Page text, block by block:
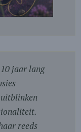
jaar lang
uitblinken
reeds